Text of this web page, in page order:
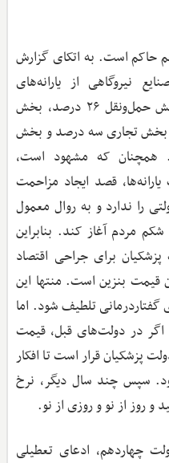
حاکم است. به اتکای گزارش
نیروگاهی از یارانه‌های
هیدروکربوری کشور ۲۸ درصد، بخش حمل‌ونقل ۲۶ درصد، بخش
خانگی ۱۹ درصد، بخش تجاری سه درصد و بخش
‌که مشهود است،
قصد ایجاد مزاحمت
را ندارد و به روال معمول
مردم آغاز کند. بنابراین
برای جراحی اقتصاد
قیمت بنزین است. منتها این
گفتاردرمانی تلطیف شود. اما
اگر در دولت‌های قبل، قیمت
پزشکیان قرار است تا افکار
سپس چند سال دیگر، نرخ
و روز از نو و روزی از نو.
چهاردهم، ادعای تعطیلی